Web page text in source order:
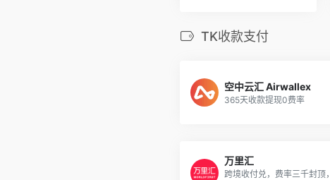
息。
TK收款支付
空中云汇 Airwallex
365天收款提现0费率
万里汇
跨境收付兑，费率三千封顶，